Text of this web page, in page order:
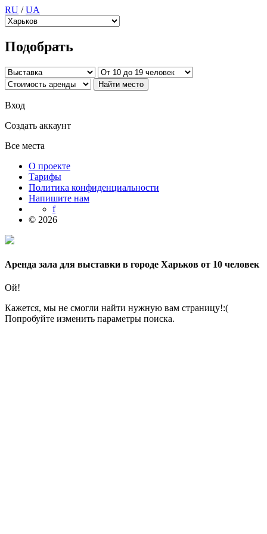
RU /UA
Подобрать
Вход
Создать аккаунт
Все места
О проекте
Тарифы
Политика конфиденциальности
Напишите нам
f
© 2026
Аренда зала для выставки в городе Харьков от 10 человек
Ой!
Кажется, мы не смогли найти нужную вам страницу!:(
Попробуйте изменить параметры поиска.